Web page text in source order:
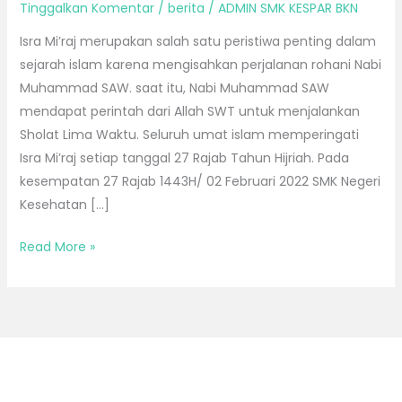
Tinggalkan Komentar / berita / ADMIN SMK KESPAR BKN
Isra Mi’raj merupakan salah satu peristiwa penting dalam
sejarah islam karena mengisahkan perjalanan rohani Nabi
Muhammad SAW. saat itu, Nabi Muhammad SAW
mendapat perintah dari Allah SWT untuk menjalankan
Sholat Lima Waktu. Seluruh umat islam memperingati
Isra Mi’raj setiap tanggal 27 Rajab Tahun Hijriah. Pada
kesempatan 27 Rajab 1443H/ 02 Februari 2022 SMK Negeri
Kesehatan […]
Read More »